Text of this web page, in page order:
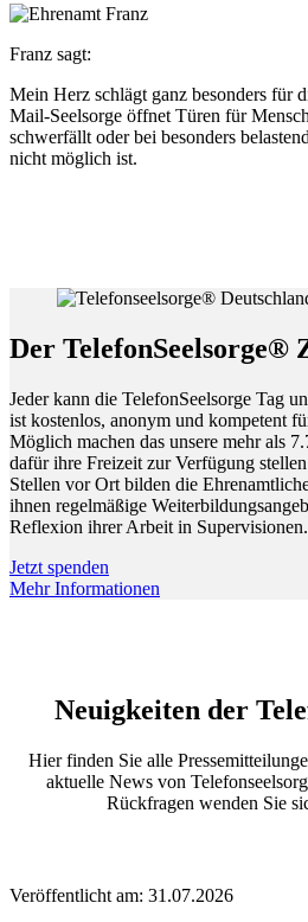
Franz sagt:
Mein Herz schlägt ganz besonders für
Mail-Seelsorge öffnet Türen für
schwerfällt oder bei besonders
nicht möglich ist.
Der TelefonSeelsorge®
Jeder kann die TelefonSeelsorge Tag
ist kostenlos, anonym und kompetent
Möglich machen das unsere mehr als
dafür ihre Freizeit zur Verfügung
Stellen vor Ort bilden die
ihnen regelmäßige
Reflexion ihrer Arbeit in Supervisionen.
Jetzt spenden
Mehr Informationen
Neuigkeiten der
Hier finden Sie alle
aktuelle News von
Rückfragen wenden Sie
Veröffentlicht am: 31.07.2026